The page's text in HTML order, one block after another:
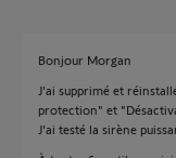
Bonjour Morgan
J'ai supprimé et
protection" et
J'ai testé la sirène